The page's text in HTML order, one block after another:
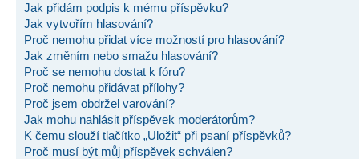
Jak přidám podpis k mému příspěvku?
Jak vytvořím hlasování?
Proč nemohu přidat více možností pro hlasování?
Jak změním nebo smažu hlasování?
Proč se nemohu dostat k fóru?
Proč nemohu přidávat přílohy?
Proč jsem obdržel varování?
Jak mohu nahlásit příspěvek moderátorům?
K čemu slouží tlačítko „Uložit“ při psaní příspěvků?
Proč musí být můj příspěvek schválen?